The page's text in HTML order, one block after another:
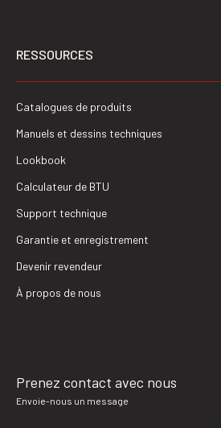
RESSOURCES
Catalogues de produits
Manuels et dessins techniques
Lookbook
Calculateur de BTU
Support technique
Garantie et enregistrement
Devenir revendeur
À propos de nous
Prenez contact avec nous
Envoie-nous un message